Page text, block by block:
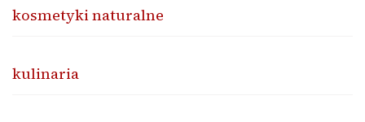
kosmetyki naturalne
kulinaria